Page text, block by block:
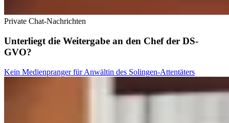
Private Chat-Nachrichten
Unterliegt die Weitergabe an den Chef der DS-
GVO?
Kein Medienpranger für Anwältin des Solingen-Attentäters